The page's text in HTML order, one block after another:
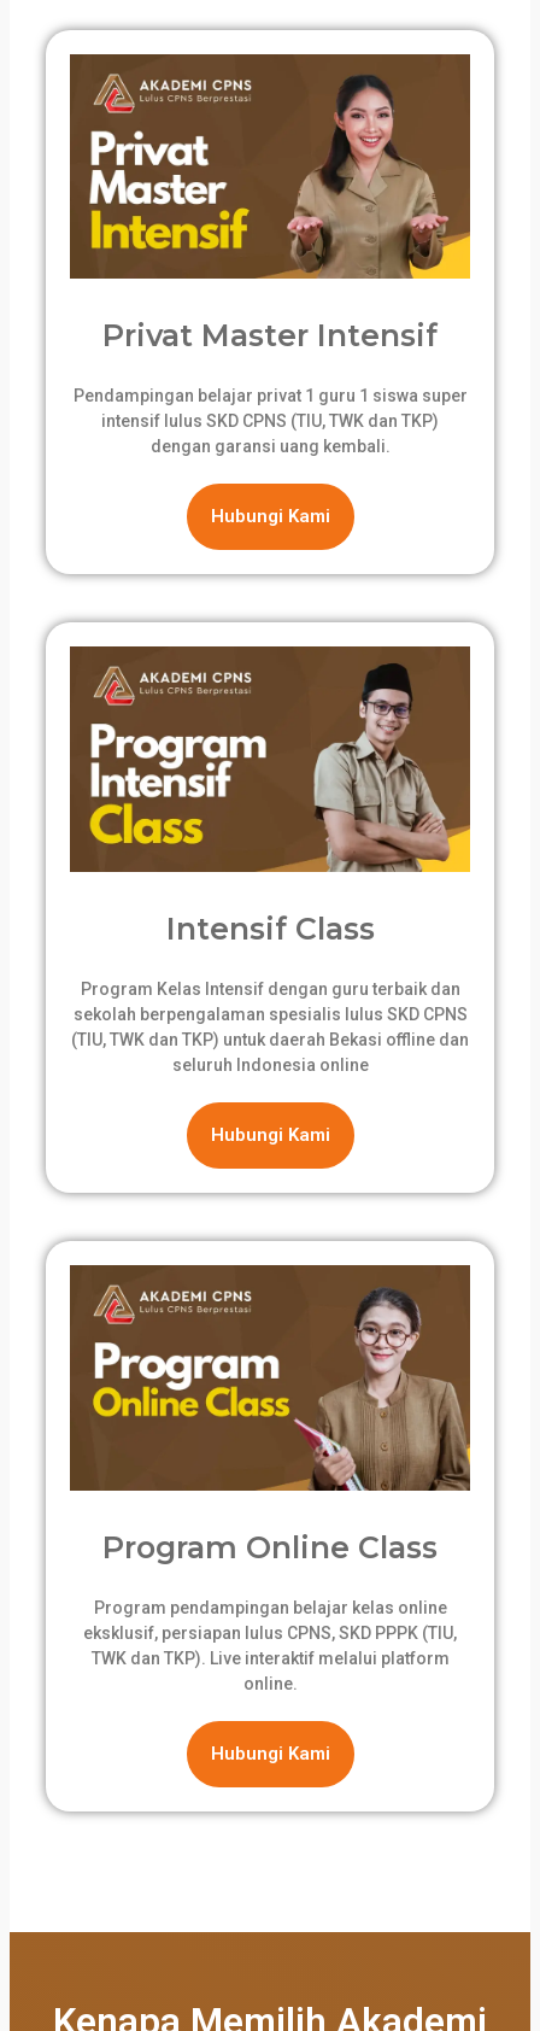
Privat Master Intensif
Pendampingan belajar privat 1 guru 1 siswa super
intensif lulus SKD CPNS (TIU, TWK dan TKP)
dengan garansi uang kembali.
Hubungi Kami
Intensif Class
Program Kelas Intensif dengan guru terbaik dan
sekolah berpengalaman spesialis lulus SKD CPNS
(TIU, TWK dan TKP) untuk daerah Bekasi offline dan
seluruh Indonesia online
Hubungi Kami
Program Online Class
Program pendampingan belajar kelas online
eksklusif, persiapan lulus CPNS, SKD PPPK (TIU,
TWK dan TKP). Live interaktif melalui platform
online.
Hubungi Kami
Kenapa Memilih Akademi